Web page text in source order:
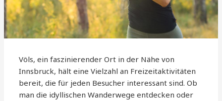
Völs, ein faszinierender Ort in der Nähe von
Innsbruck, hält eine Vielzahl an Freizeitaktivitäten
bereit, die für jeden Besucher interessant sind. Ob
man die idyllischen Wanderwege entdecken oder